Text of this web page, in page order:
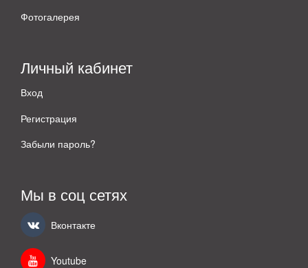
Фотогалерея
Личный кабинет
Вход
Регистрация
Забыли пароль?
Мы в соц сетях
Вконтакте
Youtube